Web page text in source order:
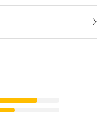
Det robusta
ger extra skydd